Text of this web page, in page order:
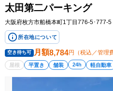
太田第二パーキング
大阪府枚方市船橋本町1丁目776-5･777-5
所在地について
空き待ち可 月額8,784円（税込／管理
屋根 平置き 舗装 24h 軽自動車